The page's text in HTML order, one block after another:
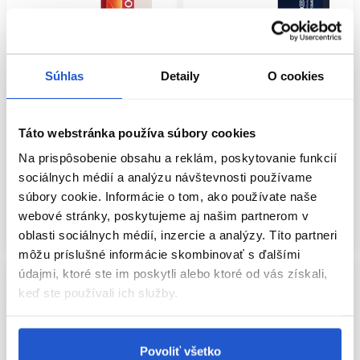
Súhlas Detaily O cookies
Táto webstránka používa súbory cookies
Na prispôsobenie obsahu a reklám, poskytovanie funkcií
sociálnych médií a analýzu návštevnosti používame
súbory cookie. Informácie o tom, ako používate naše
webové stránky, poskytujeme aj našim partnerom v
oblasti sociálnych médií, inzercie a analýzy. Títo partneri
môžu príslušné informácie skombinovať s ďalšími
údajmi, ktoré ste im poskytli alebo ktoré od vás získali,
keď ste používali ich služby.
Povoliť všetko
Wella Professionals
Oxidačné farby na vlasy
9.75 €
Kúpiť
Skladom ㅤ
Wella Professionals Koleston
Wella Professionals
Wella Koleston Perfect ME+
9.75 €
Kúpiť
Skladom ㅤ